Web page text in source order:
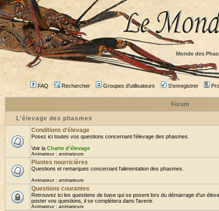
Monde des
FAQ Rechercher Groupes d'utilisateurs S'enregistrer
Forum
L'élevage des phasmes
Conditions d'élevage
Posez ici toutes vos questions concernant l'élevage des phasmes.
Voir la Charte d'élevage
Animateur : animateurs
Plantes nourricières
Questions et remarques concernant l'alimentation des phasmes.
Animateur : animateurs
Questions courantes
Retrouvez ici les questions de base qui se posent lors du démarrage d'un
poster vos questions, il se complétera dans l'avenir.
Animateur : animateurs